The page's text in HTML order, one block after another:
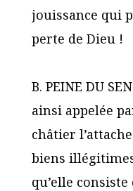
jouissance qui
perte de Dieu !
B. PEINE DU
ainsi appelée
châtier
biens
qu’elle